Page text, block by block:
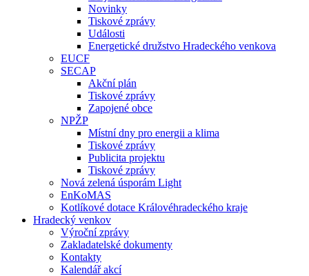
Novinky
Tiskové zprávy
Události
Energetické družstvo Hradeckého venkova
EUCF
SECAP
Akční plán
Tiskové zprávy
Zapojené obce
NPŽP
Místní dny pro energii a klima
Tiskové zprávy
Publicita projektu
Tiskové zprávy
Nová zelená úsporám Light
EnKoMAS
Kotlíkové dotace Královéhradeckého kraje
Hradecký venkov
Výroční zprávy
Zakladatelské dokumenty
Kontakty
Kalendář akcí